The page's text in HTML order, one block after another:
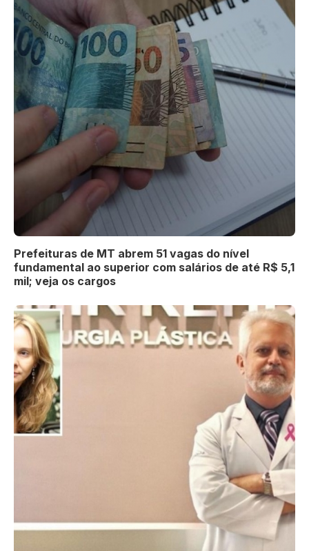
Prefeituras de MT abrem 51 vagas do nível
fundamental ao superior com salários de até R$ 5,1
mil; veja os cargos